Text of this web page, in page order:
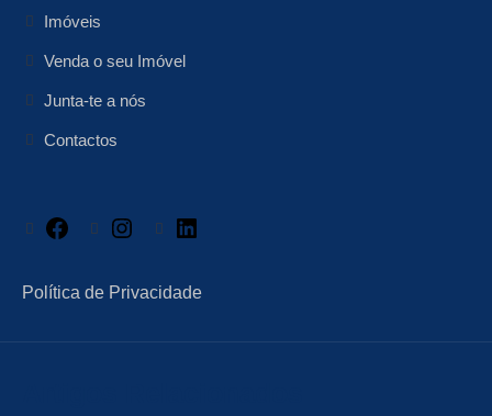
Imóveis
Venda o seu Imóvel
Junta-te a nós
Contactos
Facebook Instagram
Política de Privacidade